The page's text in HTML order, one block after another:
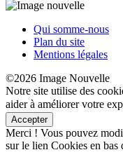
Qui somme-nous
Plan du site
Mentions légales
©2026 Image Nouvelle
Notre site utilise des
aider à améliorer votre
Accepter
Merci ! Vous pouvez
sur le lien Cookies en bas